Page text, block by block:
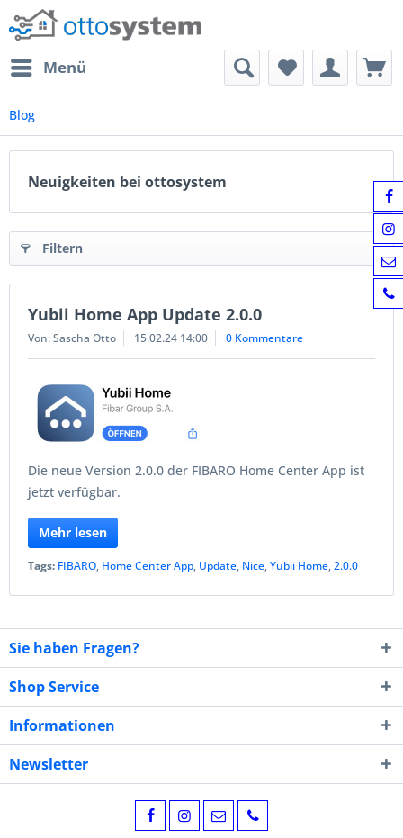
Menü
Blog
Neuigkeiten bei ottosystem
Filtern
Yubii Home App Update 2.0.0
Von: Sascha Otto 15.02.24 14:00 0 Kommentare
Die neue Version 2.0.0 der FIBARO Home Center App ist
jetzt verfügbar.
Mehr lesen
Tags: FIBARO, Home Center App, Update, Nice,Yubii Home,2.0.0
Sie haben Fragen?
Shop Service
Informationen
Newsletter